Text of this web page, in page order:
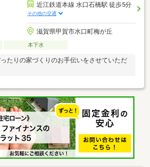
近江鉄道本線 水口石橋駅 徒歩5分
その他の交通
滋賀県甲賀市水口町梅が丘
本下水
たりの家づくりのお手伝いをさせていただ